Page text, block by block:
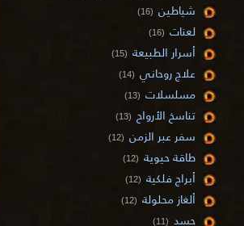
شياطين (16)
لعنات (16)
أسرار الطبيعة (15)
علاج روحاني (14)
مسلسلات (13)
تناسخ الأرواح (13)
سفر عبر الزمن (12)
طاقة حيوية (12)
أبراج فلكية (12)
ألغاز محلولة (12)
حسد (11)